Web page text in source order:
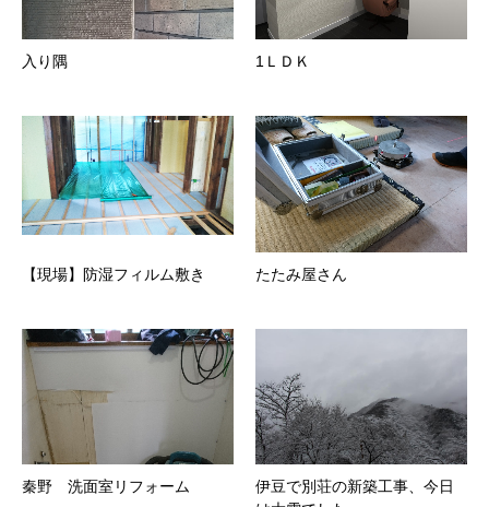
入り隅 1ＬＤＫ
【現場】防湿フィルム敷き たたみ屋さん
秦野 洗面室リフォーム
伊豆で別荘の新築工事、今日